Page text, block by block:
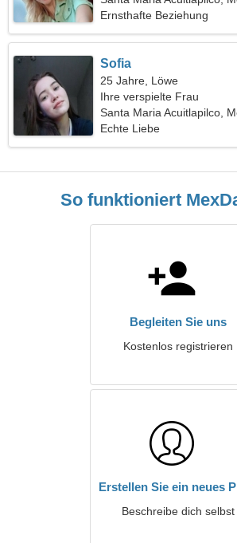
Ernsthafte Beziehung
Sofia
25 Jahre, Löwe
Ihre verspielte Frau
Santa Maria Acuitlapilco,
Echte Liebe
So funktioniert
Begleiten Sie uns
Kostenlos registrieren
Erstellen Sie ein neues
Beschreibe dich selbst